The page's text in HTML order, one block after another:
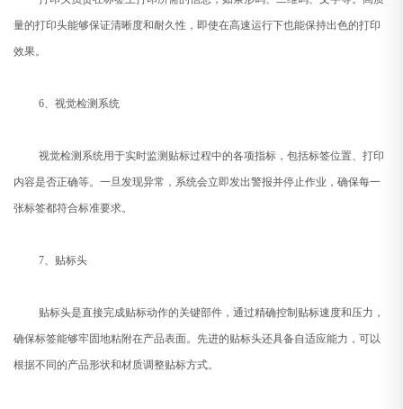
量的打印头能够保证清晰度和耐久性，即使在高速运行下也能保持出色的打印
效果。
6、视觉检测系统
视觉检测系统用于实时监测贴标过程中的各项指标，包括标签位置、打印
内容是否正确等。一旦发现异常，系统会立即发出警报并停止作业，确保每一
张标签都符合标准要求。
7、贴标头
贴标头是直接完成贴标动作的关键部件，通过精确控制贴标速度和压力，
确保标签能够牢固地粘附在产品表面。先进的贴标头还具备自适应能力，可以
根据不同的产品形状和材质调整贴标方式。